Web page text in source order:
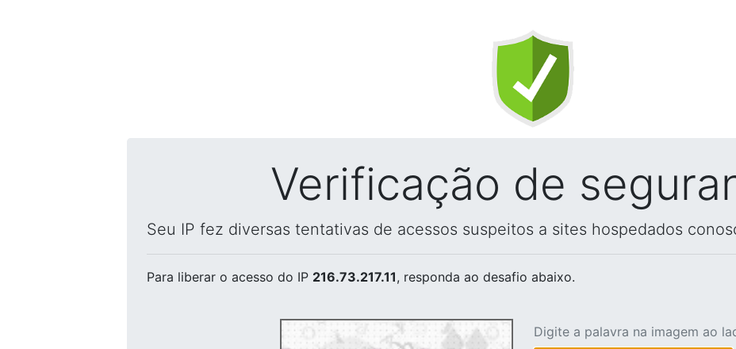
Verificação de
Seu IP fez diversas tentativas de acessos suspeitos a sites hospedados
Para liberar o acesso do IP 216.73.217.11, responda ao desafio abaixo.
Digite a palavra na imagem ao